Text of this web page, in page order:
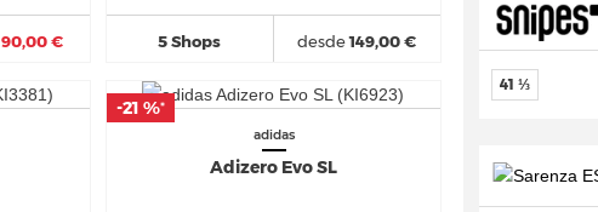
90,00 € 5 Shops desde149,00 €
adidas
Adizero Evo SL
-21 %*
-21 %*
41 ⅓